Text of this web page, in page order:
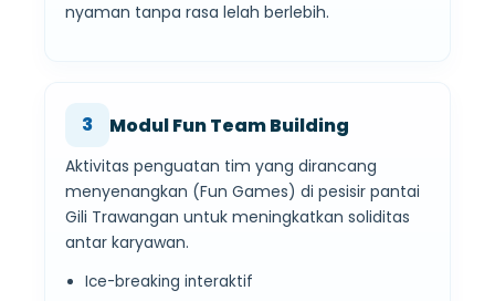
nyaman tanpa rasa lelah berlebih.
3 Modul Fun Team Building
Aktivitas penguatan tim yang dirancang
menyenangkan (Fun Games) di pesisir pantai
Gili Trawangan untuk meningkatkan soliditas
antar karyawan.
Ice-breaking interaktif